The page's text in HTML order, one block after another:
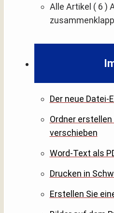
Alle Artikel ( 6 )
Der neue Datei-
Ordner
verschieben
Word-Text als
Drucken in
Erstellen Sie